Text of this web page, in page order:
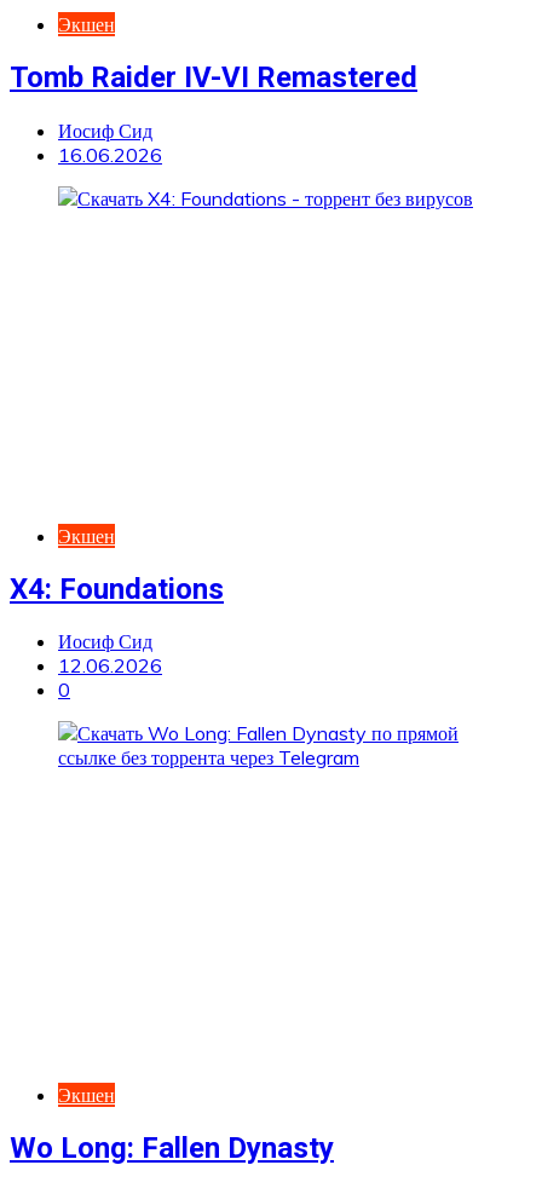
Экшен
Tomb Raider IV-VI Remastered
Иосиф Сид
16.06.2026
Экшен
X4: Foundations
Иосиф Сид
12.06.2026
0
Экшен
Wo Long: Fallen Dynasty